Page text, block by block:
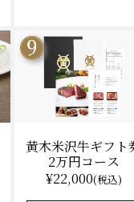
黄木米沢牛ギフト
2万円コース
¥22,000(税込)